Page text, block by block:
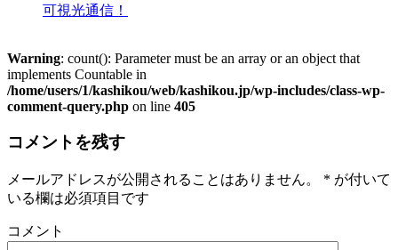
可視光通信！
Warning: count(): Parameter must be an array or an object that
implements Countable in
/home/users/1/kashikou/web/kashikou.jp/wp-includes/class-wp-
comment-query.php on line 405
コメントを残す
メールアドレスが公開されることはありません。 * が付いて
いる欄は必須項目です
コメント